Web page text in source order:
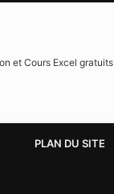
et Cours Excel gratuits
PLAN DU SITE